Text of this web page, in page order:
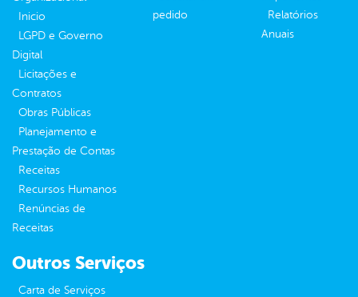
Inicio
LGPD e Governo
Digital
Licitações e
Contratos
Obras Públicas
Planejamento e
Prestação de Contas
Receitas
Recursos Humanos
Renúncias de
Receitas
pedido
Relatórios
Anuais
Outros Serviços
Carta de Serviços